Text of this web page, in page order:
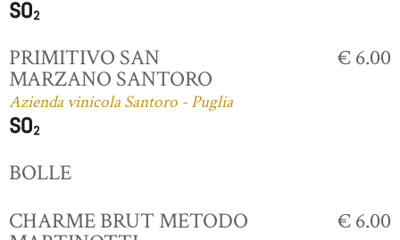
PRIMITIVO SAN
MARZANO SANTORO
Azienda vinicola Santoro - Puglia
€ 6.00
BOLLE
CHARME BRUT METODO
€ 6.00